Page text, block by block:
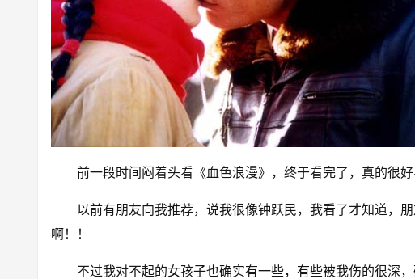
前一段时间闷着头看《血色浪漫》，终于看完了，真的很好
以前有朋友向我推荐，说我很像钟跃民，我看了才知道，
啊！！
不过我对不起的女孩子也确实有一些，有些被我伤的很深